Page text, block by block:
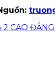
2 CAO